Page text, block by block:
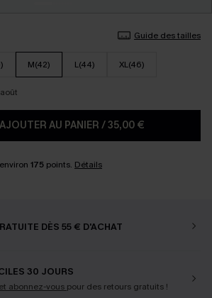
Guide des tailles
M(42) L(44) XL(46)
AJOUTER AU PANIER /35,00 €
175 points. Détails
DÈS 55 € D'ACHAT
30 JOURS
abonnez-vous pour des retours gratuits !